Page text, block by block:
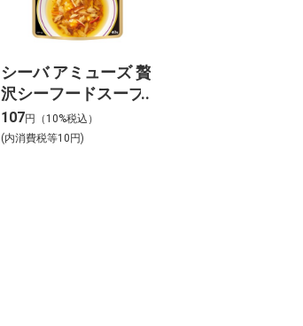
シーバ アミューズ 贅
沢シーフードスープ
蟹かま・サーモン添
え 40g
107円（10%税込）
(内消費税等10円)